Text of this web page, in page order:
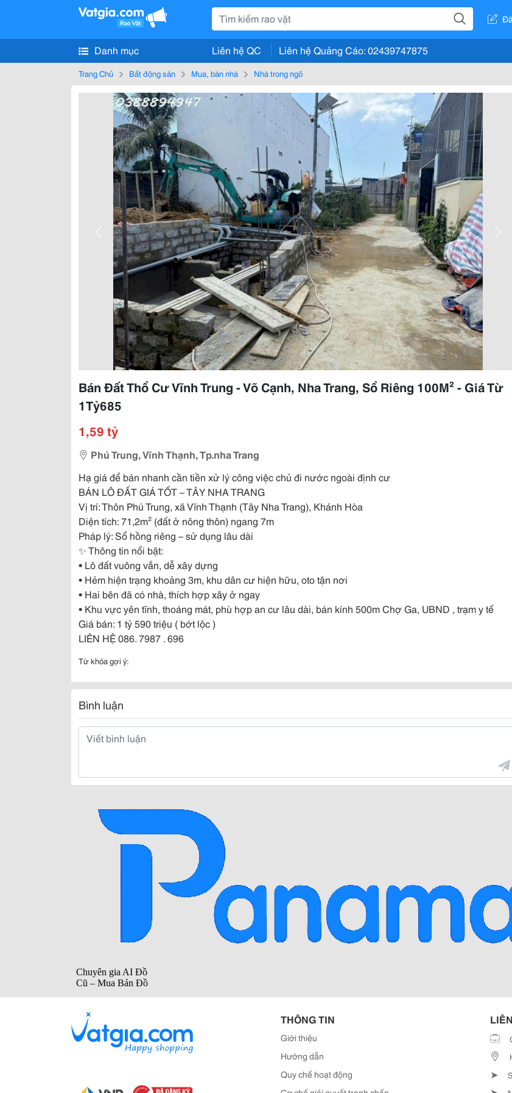
Danh mục Liên hệ QC Liên hệ Quảng Cáo: 02439747875
Trang Chủ Bất động sản Mua, bán nhà Nhà trong ngõ
Bán Đất Thổ Cư Vĩnh Trung - Võ Cạnh, Nha Trang, Sổ Riêng 100M² - Giá Từ
1Tỷ685
1,59 tỷ
Phú Trung, Vĩnh Thạnh, Tp.nha Trang
Hạ giá để bán nhanh cần tiền xử lý công việc chủ đi nước ngoài định cư
BÁN LÔ ĐẤT GIÁ TỐT – TÂY NHA TRANG
Vị trí: Thôn Phú Trung, xã Vĩnh Thạnh (Tây Nha Trang), Khánh Hòa
Diện tích: 71,2m² (đất ở nông thôn) ngang 7m
Pháp lý: Sổ hồng riêng – sử dụng lâu dài
✨ Thông tin nổi bật:
• Lô đất vuông vắn, dễ xây dựng
• Hẻm hiện trạng khoảng 3m, khu dân cư hiện hữu, oto tận nơi
• Hai bên đã có nhà, thích hợp xây ở ngay
• Khu vực yên tĩnh, thoáng mát, phù hợp an cư lâu dài, bán kính 500m Chợ Ga, UBND , trạm y tế
Giá bán: 1 tỷ 590 triệu ( bớt lộc )
LIÊN HỆ 086. 7987 . 696
Từ khóa gợi ý:
Bình luận
THÔNG TIN
Giới thiệu
Hướng dẫn
Quy chế hoạt động
➤